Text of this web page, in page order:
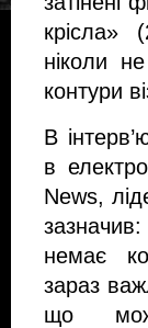
крісла»
ніколи
контури
В
в
News,
немає
зараз
що